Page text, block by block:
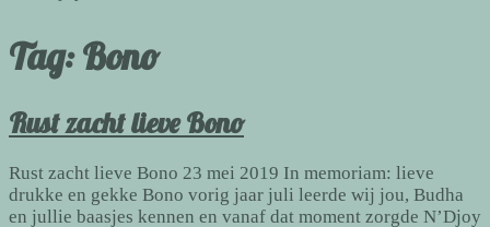
Tag:Bono
Rust zacht lieve Bono
Rust zacht lieve Bono 23 mei 2019 In memoriam: lieve
drukke en gekke Bono vorig jaar juli leerde wij jou, Budha
en jullie baasjes kennen en vanaf dat moment zorgde N’Djoy